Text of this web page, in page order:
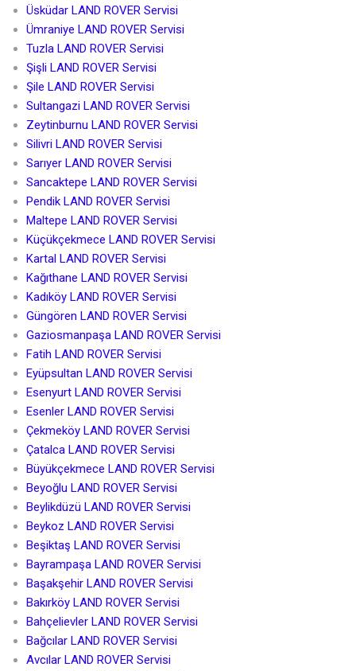
Üsküdar LAND ROVER Servisi
Ümraniye LAND ROVER Servisi
Tuzla LAND ROVER Servisi
Şişli LAND ROVER Servisi
Şile LAND ROVER Servisi
Sultangazi LAND ROVER Servisi
Zeytinburnu LAND ROVER Servisi
Silivri LAND ROVER Servisi
Sarıyer LAND ROVER Servisi
Sancaktepe LAND ROVER Servisi
Pendik LAND ROVER Servisi
Maltepe LAND ROVER Servisi
Küçükçekmece LAND ROVER Servisi
Kartal LAND ROVER Servisi
Kağıthane LAND ROVER Servisi
Kadıköy LAND ROVER Servisi
Güngören LAND ROVER Servisi
Gaziosmanpaşa LAND ROVER Servisi
Fatih LAND ROVER Servisi
Eyüpsultan LAND ROVER Servisi
Esenyurt LAND ROVER Servisi
Esenler LAND ROVER Servisi
Çekmeköy LAND ROVER Servisi
Çatalca LAND ROVER Servisi
Büyükçekmece LAND ROVER Servisi
Beyoğlu LAND ROVER Servisi
Beylikdüzü LAND ROVER Servisi
Beykoz LAND ROVER Servisi
Beşiktaş LAND ROVER Servisi
Bayrampaşa LAND ROVER Servisi
Başakşehir LAND ROVER Servisi
Bakırköy LAND ROVER Servisi
Bahçelievler LAND ROVER Servisi
Bağcılar LAND ROVER Servisi
Avcılar LAND ROVER Servisi